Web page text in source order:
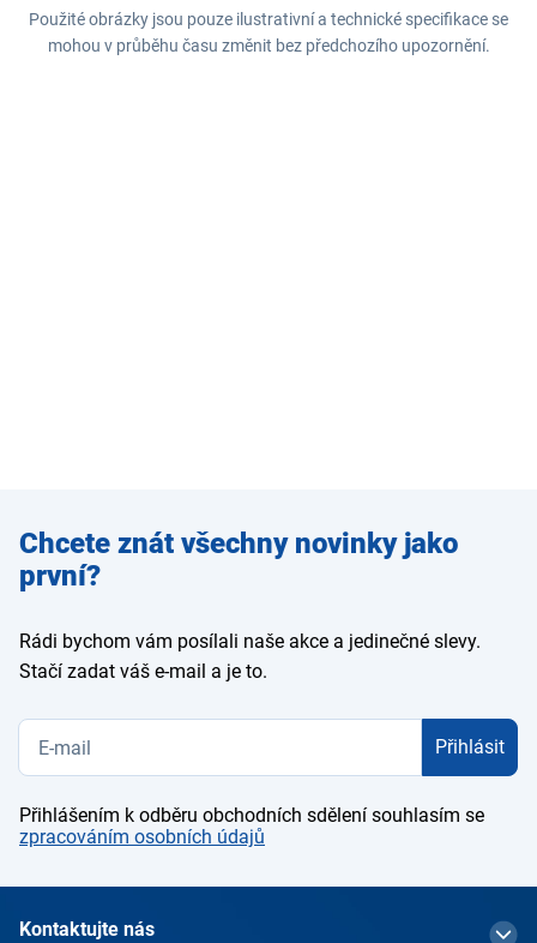
Použité obrázky jsou pouze ilustrativní a technické specifikace se
mohou v průběhu času změnit bez předchozího upozornění.
Zadejte
e-mail
Chcete znát všechny novinky jako
první?
Rádi bychom vám posílali naše akce a jedinečné slevy.
Stačí zadat váš e-mail a je to.
Přihlásit
Přihlášením k odběru obchodních sdělení souhlasím se
zpracováním osobních údajů
Kontaktujte nás